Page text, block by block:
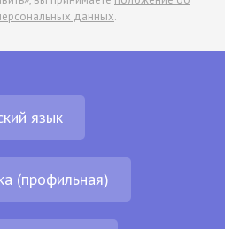
данных.
язык
(профильная)